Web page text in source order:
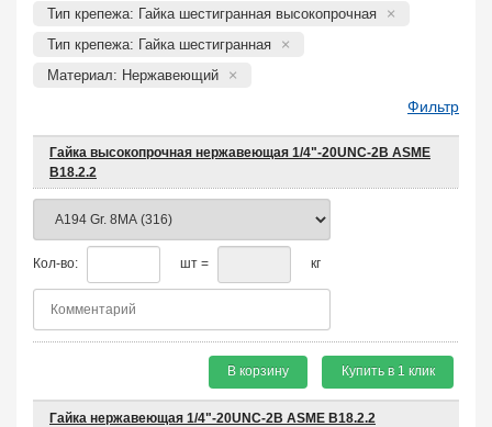
Тип крепежа: Гайка шестигранная высокопрочная
Тип крепежа: Гайка шестигранная
Материал: Нержавеющий
Фильтр
Гайка высокопрочная нержавеющая 1/4"-20UNC-2B ASME
B18.2.2
Кол-во: шт = кг
В корзину Купить в 1 клик
Гайка нержавеющая 1/4"-20UNC-2B ASME B18.2.2